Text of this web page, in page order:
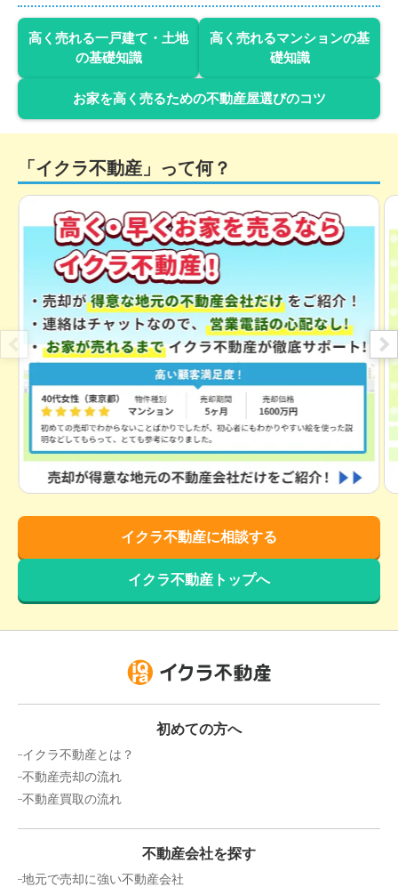
高く売れる一戸建て・土地
の基礎知識
高く売れるマンションの基
礎知識
お家を高く売るための不動産屋選びのコツ
「イクラ不動産」って何？
イクラ不動産に相談する
イクラ不動産トップへ
初めての方へ
イクラ不動産とは？
不動産売却の流れ
不動産買取の流れ
不動産会社を探す
地元で売却に強い不動産会社